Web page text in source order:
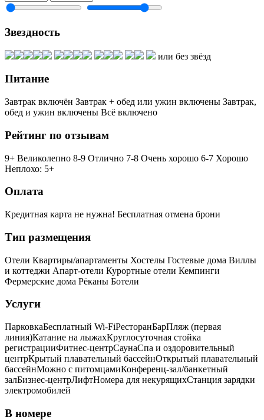
Звездность
или без звёзд
Питание
Завтрак включён Завтрак + обед или ужин включены Завтрак,
обед и ужин включены Всё включено
Рейтинг по отзывам
9+ Великолепно 8-9 Отлично 7-8 Очень хорошо 6-7 Хорошо
Неплохо: 5+
Оплата
Кредитная карта не нужна! Бесплатная отмена брони
Тип размещения
Отели Квартиры/апартаменты Хостелы Гостевые дома Виллы
и коттеджи Апарт-отели Курортные отели Кемпинги
Фермерские дома Рёканы Ботели
Услуги
ПарковкаБесплатный Wi-FiРесторанБарПляж (первая
линия)Катание на лыжахКруглосуточная стойка
регистрацииФитнес-центрСаунаСпа и оздоровительный
центрКрытый плавательный бассейнОткрытый плавательный
бассейнМожно с питомцамиКонференц-зал/банкетный
залБизнес-центрЛифтНомера для некурящихCтанция зарядки
электромобилей
В номере